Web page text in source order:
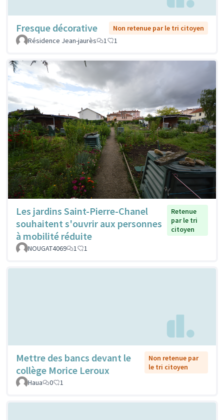
Fresque décorative
Non retenue par le tri citoyen
Résidence Jean-jaurès
1 1
Les jardins Saint-Pierre-Chanel
souhaitent s'ouvrir aux personnes
à mobilité réduite
Retenue
par le tri
citoyen
NOUGAT4069 1 1
Mettre des bancs devant le
collège Morice Leroux
Non retenue par
le tri citoyen
Haua
0 1